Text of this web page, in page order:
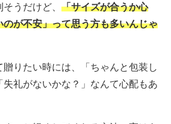
うだけど、 「サイズが合うか心
が不安」って思う方も多いんじゃ
りたい時には、「ちゃんと包装し
失礼がないかな？」なんて心配もあ